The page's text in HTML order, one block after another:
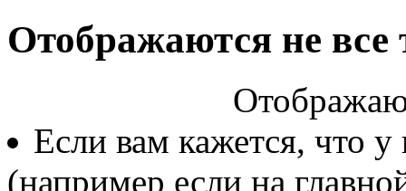
Отображаются не все
Если вам кажется, что
(например если на